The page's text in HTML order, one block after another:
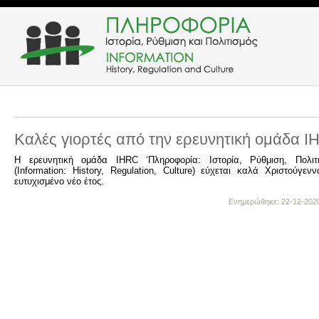
Καλές γιορτές από την ερευνητική ομάδα
Η ερευνητική ομάδα IHRC ‘Πληροφορία: Iστορία, Ρύθμιση,
(Information: History, Regulation, Culture) εύχεται καλά
ευτυχισμένο νέο έτος.
Ενημερώθηκε: 22-12-